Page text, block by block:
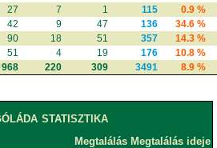
27 7 1 115
0.9 %
42 9 47 136
34.6 %
90 18 51 357
14.3 %
51 4 19 176
10.8 %
968 220 309 3491 8.9 %
statisztika
Megtalálás Megtalálás ideje